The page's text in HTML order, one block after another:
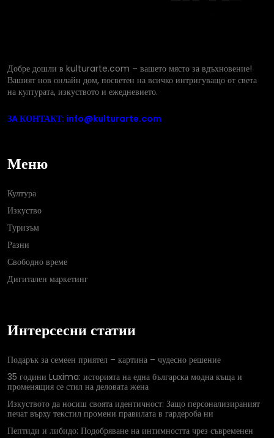
Добре дошли в kulturarte.com – вашето място за вдъхновение!
Вашият нов онлайн дом, посветен на всичко интригуващо от света
на културата, изкуството и ежедневието.
ЗA КОНТАКТ: info@kulturarte.com
Меню
Култура
Изкуство
Туризъм
Разни
Свободно време
Дигитален маркетинг
Интерсесни статии
Подарък за семеен приятел – картина – чудесно решение
35 години Luxima: историята на една българска модна къща и
променящия се стил на деловата жена
Изкуството да носиш своята идентичност: Защо персонализираният
печат върху текстил промени правилата в гардероба ни
Пептиди и либидо: Подобряване на интимността чрез съвременен